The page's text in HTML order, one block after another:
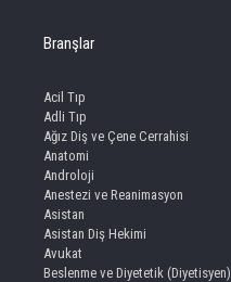
Branşlar
Acil Tıp
Adli Tıp
Ağız Diş ve Çene Cerrahisi
Anatomi
Androloji
Anestezi ve Reanimasyon
Asistan
Asistan Diş Hekimi
Avukat
Beslenme ve Diyetetik (Diyetisyen)